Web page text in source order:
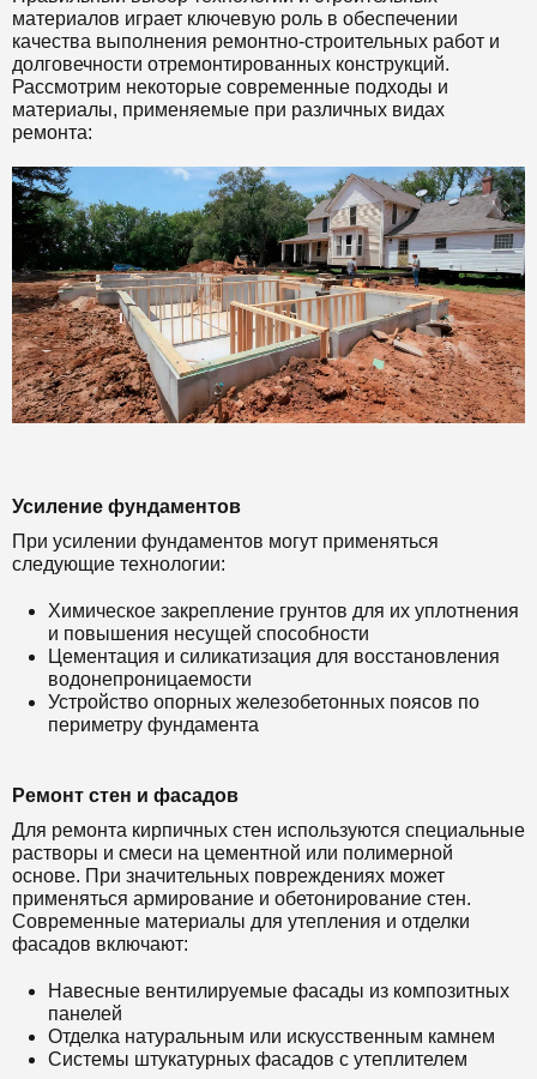
материалов играет ключевую роль в обеспечении
качества выполнения ремонтно-строительных работ и
долговечности отремонтированных конструкций.
Рассмотрим некоторые современные подходы и
материалы, применяемые при различных видах
ремонта:
Усиление фундаментов
При усилении фундаментов могут применяться
следующие технологии:
Химическое закрепление грунтов для их уплотнения
и повышения несущей способности
Цементация и силикатизация для восстановления
водонепроницаемости
Устройство опорных железобетонных поясов по
периметру фундамента
Ремонт стен и фасадов
Для ремонта кирпичных стен используются специальные
растворы и смеси на цементной или полимерной
основе. При значительных повреждениях может
применяться армирование и обетонирование стен.
Современные материалы для утепления и отделки
фасадов включают:
Навесные вентилируемые фасады из композитных
панелей
Отделка натуральным или искусственным камнем
Системы штукатурных фасадов с утеплителем